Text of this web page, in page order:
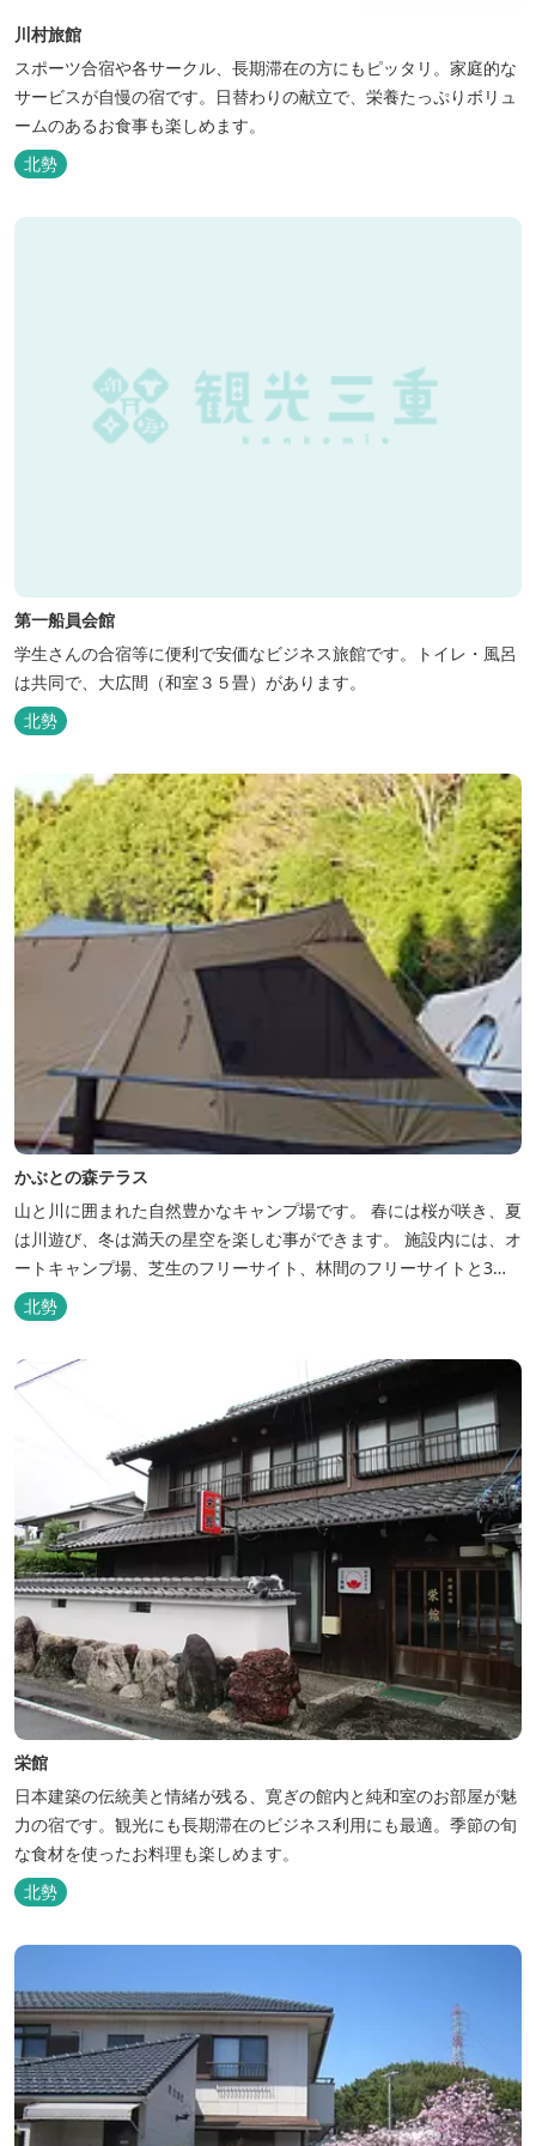
川村旅館
スポーツ合宿や各サークル、長期滞在の方にもピッタリ。家庭的な
サービスが自慢の宿です。日替わりの献立で、栄養たっぷりボリュ
ームのあるお食事も楽しめます。
北勢
第一船員会館
学生さんの合宿等に便利で安価なビジネス旅館です。トイレ・風呂
は共同で、大広間（和室３５畳）があります。
北勢
かぶとの森テラス
山と川に囲まれた自然豊かなキャンプ場です。 春には桜が咲き、夏
は川遊び、冬は満天の星空を楽しむ事ができます。 施設内には、オ
ートキャンプ場、芝生のフリーサイト、林間のフリーサイトと3種
類のキャンプ場があり、豊かな自然の中でのんびりとキャンプを楽
しむ事ができます。 テント泊が苦手な方や、小さなお子様連れの方
はコテージがおススメ。 大小合わせて6棟のコテージがあります。
キャン...
北勢
栄館
日本建築の伝統美と情緒が残る、寛ぎの館内と純和室のお部屋が魅
力の宿です。観光にも長期滞在のビジネス利用にも最適。季節の旬
な食材を使ったお料理も楽しめます。
北勢